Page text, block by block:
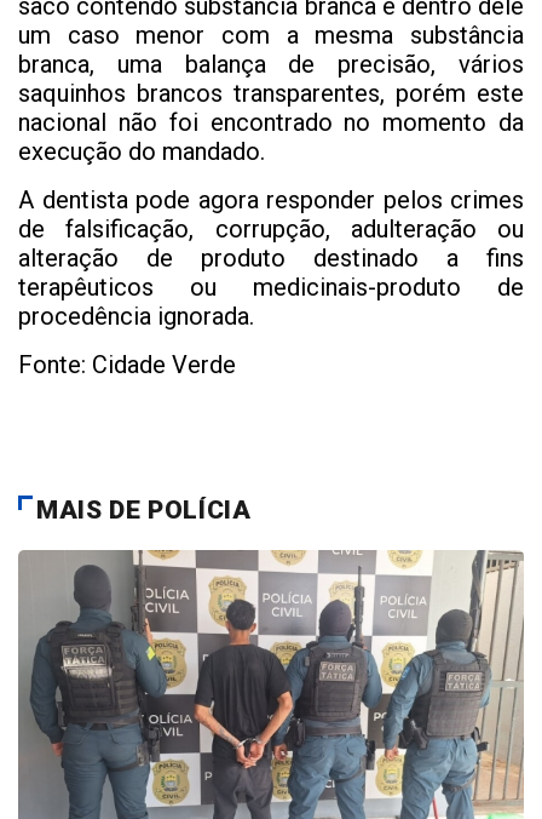
saco contendo substância branca e dentro dele
um caso menor com a mesma substância
branca, uma balança de precisão, vários
saquinhos brancos transparentes, porém este
nacional não foi encontrado no momento da
execução do mandado.
A dentista pode agora responder pelos crimes
de falsificação, corrupção, adulteração ou
alteração de produto destinado a fins
terapêuticos ou medicinais-produto de
procedência ignorada.
Fonte: Cidade Verde
MAIS DE POLÍCIA